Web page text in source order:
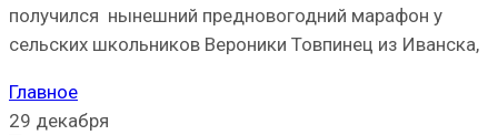
получился нынешний предновогодний марафон у
сельских школьников Вероники Товпинец из Иванска,
Главное
29 декабря